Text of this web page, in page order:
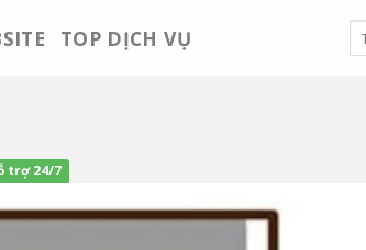
TOP DỊCH VỤ
trợ 24/7